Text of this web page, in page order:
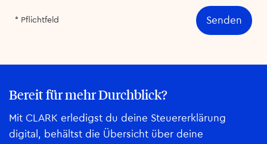
* Pflichtfeld Senden
Bereit für mehr Durchblick?
Mit CLARK erledigst du deine Steuererklärung
digital, behältst die Übersicht über deine